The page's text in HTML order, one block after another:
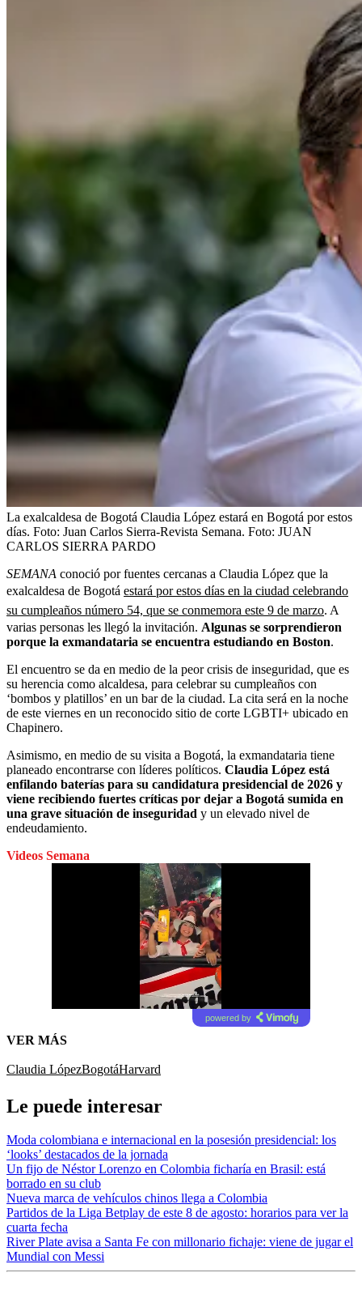
La exalcaldesa de Bogotá Claudia López estará en Bogotá por estos
días. Foto: Juan Carlos Sierra-Revista Semana. Foto: JUAN
CARLOS SIERRA PARDO
SEMANA conoció por fuentes cercanas a Claudia López que la
exalcaldesa de Bogotá estará por estos días en la ciudad celebrando
su cumpleaños número 54, que se conmemora este 9 de marzo. A
varias personas les llegó la invitación. Algunas se sorprendieron
porque la exmandataria se encuentra estudiando en Boston.
El encuentro se da en medio de la peor crisis de inseguridad, que es
su herencia como alcaldesa, para celebrar su cumpleaños con
‘bombos y platillos’ en un bar de la ciudad. La cita será en la noche
de este viernes en un reconocido sitio de corte LGBTI+ ubicado en
Chapinero.
Asimismo, en medio de su visita a Bogotá, la exmandataria tiene
planeado encontrarse con líderes políticos. Claudia López está
enfilando baterías para su candidatura presidencial de 2026 y
viene recibiendo fuertes críticas por dejar a Bogotá sumida en
una grave situación de inseguridad y un elevado nivel de
endeudamiento.
Videos Semana
powered by
VER MÁS
Claudia LópezBogotáHarvard
Le puede interesar
Moda colombiana e internacional en la posesión presidencial: los
‘looks’ destacados de la jornada
Un fijo de Néstor Lorenzo en Colombia ficharía en Brasil: está
borrado en su club
Nueva marca de vehículos chinos llega a Colombia
Partidos de la Liga Betplay de este 8 de agosto: horarios para ver la
cuarta fecha
River Plate avisa a Santa Fe con millonario fichaje: viene de jugar el
Mundial con Messi